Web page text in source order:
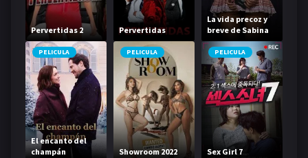
Pervertidas 2 Pervertidas
La vida precoz y
breve de Sabina
Rivas
PELICULA
El encanto del
champán
PELICULA
Showroom 2022
PELICULA
Sex Girl 7